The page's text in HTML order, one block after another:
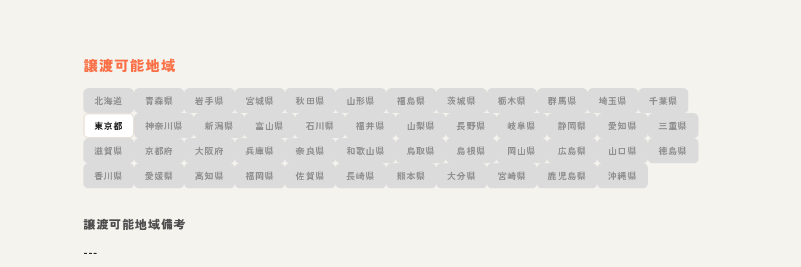
譲渡可能地域
北海道 青森県 岩手県 宮城県 秋田県 山形県 福島県 茨城県 栃木県 群馬県 埼玉県
千葉県
東京都
神奈川県 新潟県 富山県 石川県 福井県 山梨県 長野県 岐阜県 静岡県 愛知県
三重県
滋賀県
京都府 大阪府 兵庫県 奈良県 和歌山県 鳥取県 島根県 岡山県 広島県 山口県
徳島県
香川県
愛媛県 高知県 福岡県 佐賀県 長崎県 熊本県 大分県 宮崎県 鹿児島県 沖縄県
譲渡可能地域備考
---